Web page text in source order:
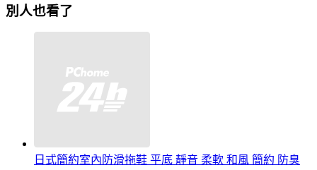
別人也看了
日式簡約室內防滑拖鞋 平底 靜音 柔軟 和風 簡約 防臭